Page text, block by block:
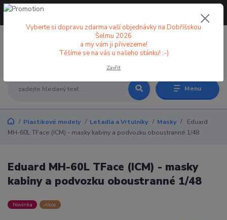
Menu
+420 773 998 582
Plastikové modely Letadla a Vrtulníky Masky
Eduard
MH-60L TFace (ICM) - masky kabiny a podvozku oboustranné 1/48
Eduard MH-60L TFace (ICM) - masky
kabiny a podvozku oboustranné 1/48
Novinka Akce
Vyberte si dopravu zdarma vaší objednávky na Dobříšskou
Šelmu 2026
a my vám ji přivezeme!
Těšíme se na vás u našeho stánku! :-)
Zavřít